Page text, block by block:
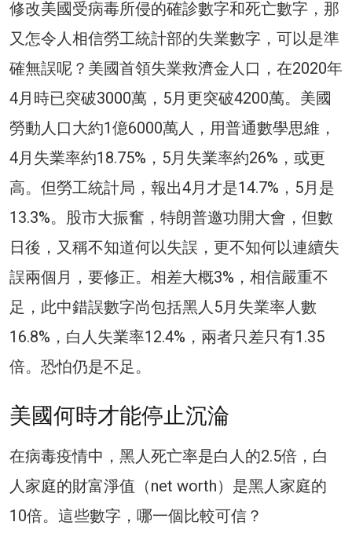
修改美國受病毒所侵的確診數字和死亡數字，那
又怎令人相信勞工統計部的失業數字，可以是準
確無誤呢？美國首領失業救濟金人口，在2020年
4月時已突破3000萬，5月更突破4200萬。美國
勞動人口大約1億6000萬人，用普通數學思維，
4月失業率約18.75%，5月失業率約26%，或更
高。但勞工統計局，報出4月才是14.7%，5月是
13.3%。股市大振奮，特朗普邀功開大會，但數
日後，又稱不知道何以失誤，更不知何以連續失
誤兩個月，要修正。相差大概3%，相信嚴重不
足，此中錯誤數字尚包括黑人5月失業率人數
16.8%，白人失業率12.4%，兩者只差只有1.35
倍。恐怕仍是不足。
美國何時才能停止沉淪
在病毒疫情中，黑人死亡率是白人的2.5倍，白
人家庭的財富淨值（net worth）是黑人家庭的
10倍。這些數字，哪一個比較可信？